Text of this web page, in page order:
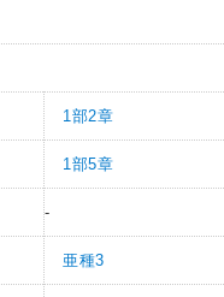
1部2章
1部5章
-
亜種3